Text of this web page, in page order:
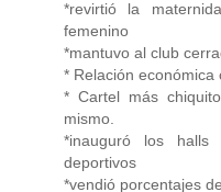
*revirtió la
femenino
*mantuvo al club
* Relación
* Cartel más
mismo.
*inauguró los
deportivos
*vendió porcentajes